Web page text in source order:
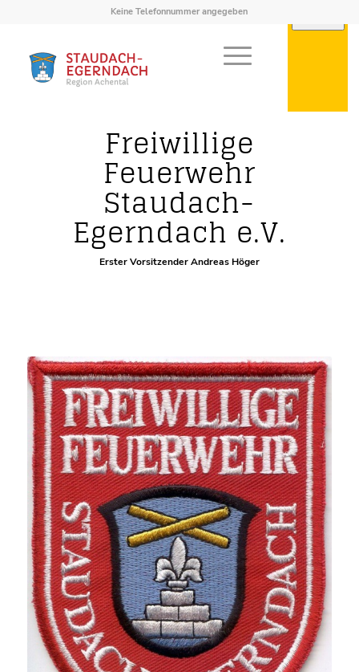
Keine Telefonnummer angegeben
Freiwillige
Feuerwehr
Staudach-
Egerndach e.V.
Erster Vorsitzender Andreas Höger